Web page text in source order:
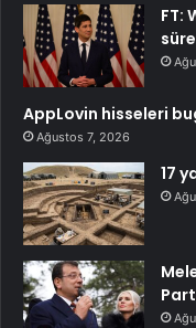
FT:
AppLovin hisseleri
Ağustos 7, 2026
17